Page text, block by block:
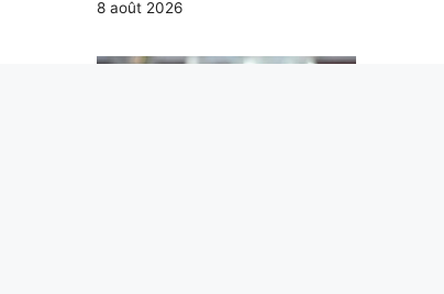
8 août 2026